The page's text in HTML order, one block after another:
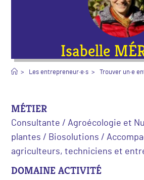
Isabelle
> Les entrepreneur·e·s > Trouver un·e
MÉTIER
Consultante / Agroécologie et
plantes / Biosolutions /
agriculteurs, techniciens et
DOMAINE ACTIVITÉ